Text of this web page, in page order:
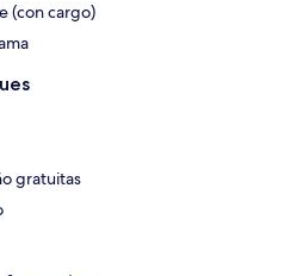
(con cargo)
gratuitas